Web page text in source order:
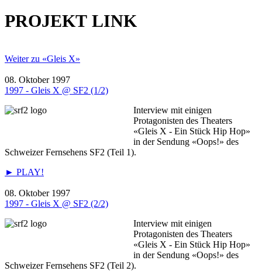
PROJEKT LINK
Weiter zu «Gleis X»
08. Oktober 1997
1997 - Gleis X @ SF2 (1/2)
Interview mit einigen
Protagonisten des Theaters
«Gleis X - Ein Stück Hip Hop»
in der Sendung «Oops!» des
Schweizer Fernsehens SF2 (Teil 1).
► PLAY!
08. Oktober 1997
1997 - Gleis X @ SF2 (2/2)
Interview mit einigen
Protagonisten des Theaters
«Gleis X - Ein Stück Hip Hop»
in der Sendung «Oops!» des
Schweizer Fernsehens SF2 (Teil 2).